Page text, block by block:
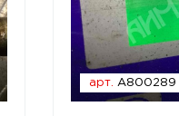
арт. A800289